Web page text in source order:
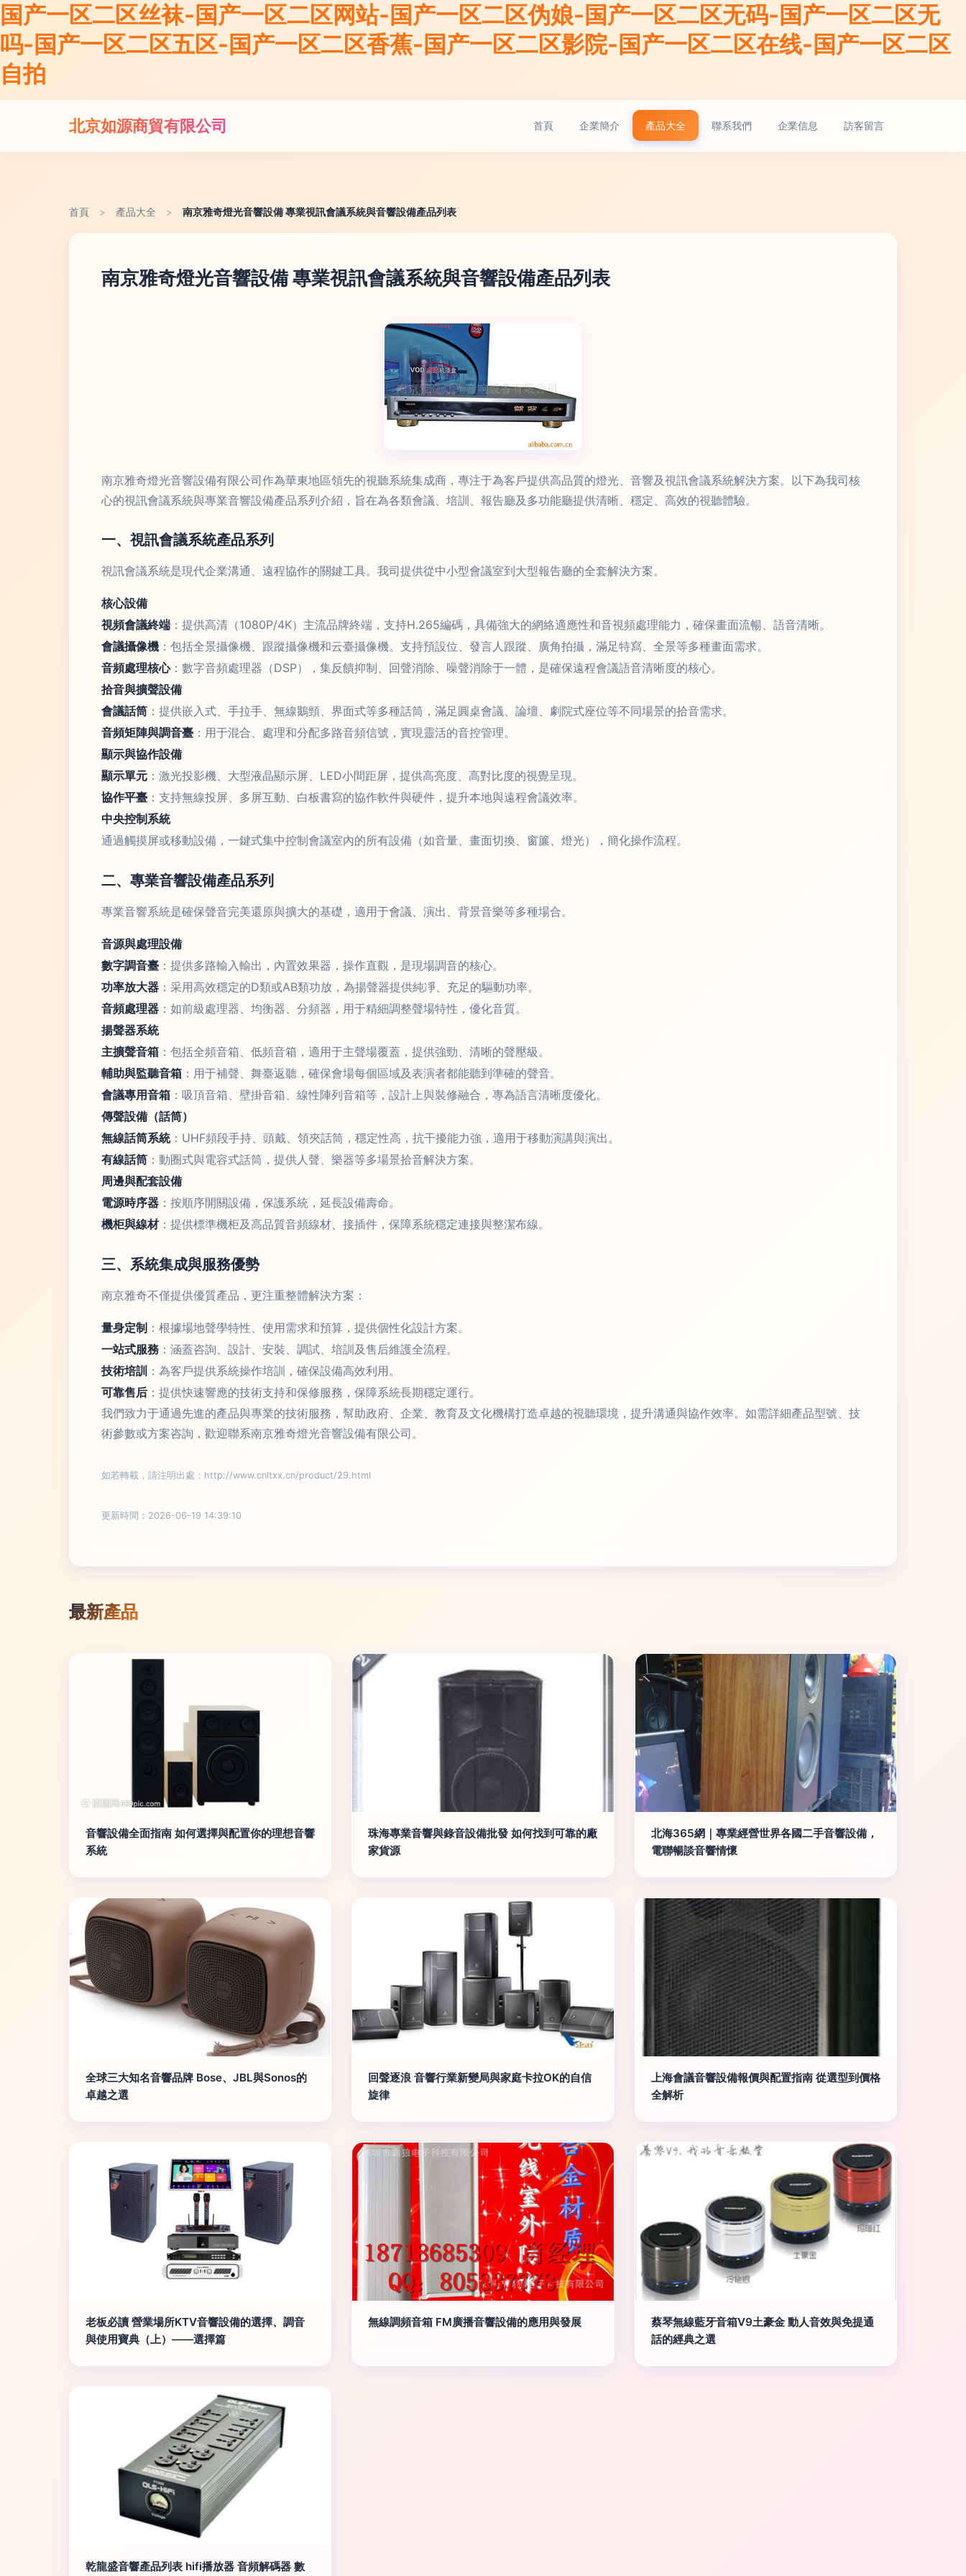
国产一区二区丝袜-国产一区二区网站-国产一区二区伪娘-国产一区二区无码-国产一区二区无
吗-国产一区二区五区-国产一区二区香蕉-国产一区二区影院-国产一区二区在线-国产一区二区
自拍
北京如源商貿有限公司 首頁 企業簡介 產品大全 聯系我們 企業信息 訪客留言
首頁 > 產品大全 > 南京雅奇燈光音響設備 專業視訊會議系統與音響設備產品列表
南京雅奇燈光音響設備 專業視訊會議系統與音響設備產品列表
南京雅奇燈光音響設備有限公司作為華東地區領先的視聽系統集成商，專注于為客戶提供高品質的燈光、音響及視訊會議系統解決方案。以下為我司核
心的視訊會議系統與專業音響設備產品系列介紹，旨在為各類會議、培訓、報告廳及多功能廳提供清晰、穩定、高效的視聽體驗。
一、視訊會議系統產品系列
視訊會議系統是現代企業溝通、遠程協作的關鍵工具。我司提供從中小型會議室到大型報告廳的全套解決方案。
核心設備
視頻會議終端 ：提供高清（1080P/4K）主流品牌終端，支持H.265編碼，具備強大的網絡適應性和音視頻處理能力，確保畫面流暢、語音清晰。
會議攝像機 ：包括全景攝像機、跟蹤攝像機和云臺攝像機。支持預設位、發言人跟蹤、廣角拍攝，滿足特寫、全景等多種畫面需求。
音頻處理核心：數字音頻處理器（DSP），集反饋抑制、回聲消除、噪聲消除于一體，是確保遠程會議語音清晰度的核心。
拾音與擴聲設備
會議話筒 ：提供嵌入式、手拉手、無線鵝頸、界面式等多種話筒，滿足圓桌會議、論壇、劇院式座位等不同場景的拾音需求。
音頻矩陣與調音臺 ：用于混合、處理和分配多路音頻信號，實現靈活的音控管理。
顯示與協作設備
顯示單元 ：激光投影機、大型液晶顯示屏、LED小間距屏，提供高亮度、高對比度的視覺呈現。
協作平臺 ：支持無線投屏、多屏互動、白板書寫的協作軟件與硬件，提升本地與遠程會議效率。
中央控制系統
通過觸摸屏或移動設備，一鍵式集中控制會議室內的所有設備（如音量、畫面切換、窗簾、燈光），簡化操作流程。
二、專業音響設備產品系列
專業音響系統是確保聲音完美還原與擴大的基礎，適用于會議、演出、背景音樂等多種場合。
音源與處理設備
數字調音臺 ：提供多路輸入輸出，內置效果器，操作直觀，是現場調音的核心。
功率放大器 ：采用高效穩定的D類或AB類功放，為揚聲器提供純凈、充足的驅動功率。
音頻處理器 ：如前級處理器、均衡器、分頻器，用于精細調整聲場特性，優化音質。
揚聲器系統
主擴聲音箱 ：包括全頻音箱、低頻音箱，適用于主聲場覆蓋，提供強勁、清晰的聲壓級。
輔助與監聽音箱 ：用于補聲、舞臺返聽，確保會場每個區域及表演者都能聽到準確的聲音。
會議專用音箱 ：吸頂音箱、壁掛音箱、線性陣列音箱等，設計上與裝修融合，專為語言清晰度優化。
傳聲設備（話筒）
無線話筒系統：UHF頻段手持、頭戴、領夾話筒，穩定性高，抗干擾能力強，適用于移動演講與演出。
有線話筒 ：動圈式與電容式話筒，提供人聲、樂器等多場景拾音解決方案。
周邊與配套設備
電源時序器 ：按順序開關設備，保護系統，延長設備壽命。
機柜與線材：提供標準機柜及高品質音頻線材、接插件，保障系統穩定連接與整潔布線。
三、系統集成與服務優勢
南京雅奇不僅提供優質產品，更注重整體解決方案：
量身定制 ：根據場地聲學特性、使用需求和預算，提供個性化設計方案。
一站式服務 ：涵蓋咨詢、設計、安裝、調試、培訓及售后維護全流程。
技術培訓 ：為客戶提供系統操作培訓，確保設備高效利用。
可靠售后 ：提供快速響應的技術支持和保修服務，保障系統長期穩定運行。
我們致力于通過先進的產品與專業的技術服務，幫助政府、企業、教育及文化機構打造卓越的視聽環境，提升溝通與協作效率。如需詳細產品型號、技
術參數或方案咨詢，歡迎聯系南京雅奇燈光音響設備有限公司。
如若轉載，請注明出處：http://www.cnltxx.cn/product/29.html
更新時間：2026-06-19 14:39:10
最新產品
音響設備全面指南 如何選擇與配置你的理想音響
系統
珠海專業音響與錄音設備批發 如何找到可靠的廠
家貨源
北海365網｜專業經營世界各國二手音響設備，
電聯暢談音響情懷
全球三大知名音響品牌 Bose、JBL與Sonos的
卓越之選
回聲逐浪 音響行業新變局與家庭卡拉OK的自信
旋律
上海會議音響設備報價與配置指南 從選型到價格
全解析
老板必讀 營業場所KTV音響設備的選擇、調音
與使用寶典（上）——選擇篇
無線調頻音箱 FM廣播音響設備的應用與發展
蔡琴無線藍牙音箱V9土豪金 動人音效與免提通
話的經典之選
乾龍盛音響產品列表 hifi播放器 音頻解碼器 數